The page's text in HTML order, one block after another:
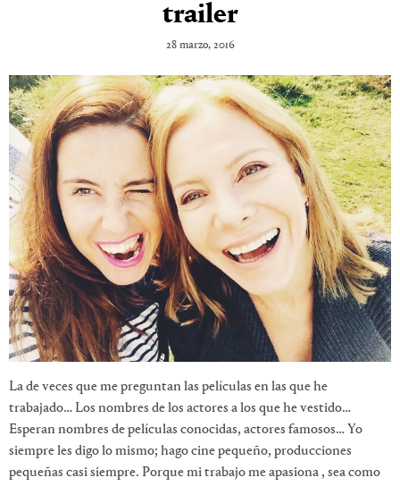
trailer
28 marzo, 2016
La de veces que me preguntan las películas en las que he
trabajado… Los nombres de los actores a los que he vestido…
Esperan nombres de películas conocidas, actores famosos… Yo
siempre les digo lo mismo; hago cine pequeño, producciones
pequeñas casi siempre. Porque mi trabajo me apasiona , sea como